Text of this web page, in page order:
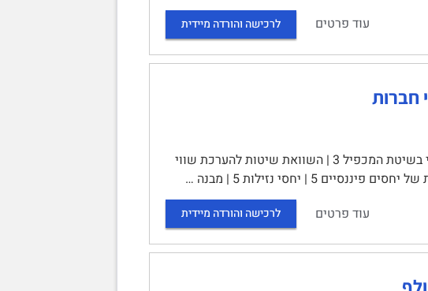
עוד פרטים לרכישה והורדה מיידית
חברות
תוכן עניינים | הערכת שווי 2 | שיטת DCF 2 | הערכת שווי בשיטת המכפיל 3 | השוואת שיטות להערכת שווי
עוד פרטים לרכישה והורדה מיידית